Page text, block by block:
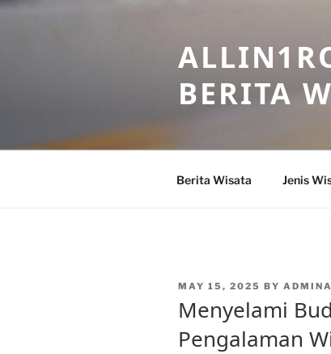
Skip
BERITA
Berita Wisata Jenis
POSTED
MAY 15, 2025 BY
Menyelami
Pengalaman